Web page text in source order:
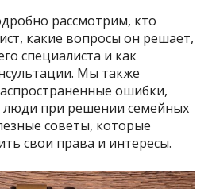
рассмотрим, кто
какие вопросы он решает,
специалиста и как
Мы также
ошибки,
люди при решении семейных
советы, которые
свои права и интересы.